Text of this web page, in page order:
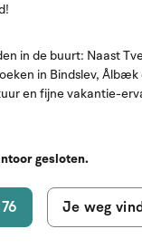
in de buurt: Naast
in Bindslev, Ålbæk
en fijne vakantie-
gesloten.
Je weg